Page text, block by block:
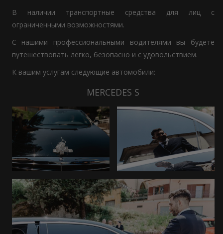
В наличии транспортные средства для лиц с
ограниченными возможностями.
С нашими профессиональными водителями вы будете
путешествовать легко, безопасно и с удовольствием.
К вашим услугам следующие автомобили:
MERCEDES S